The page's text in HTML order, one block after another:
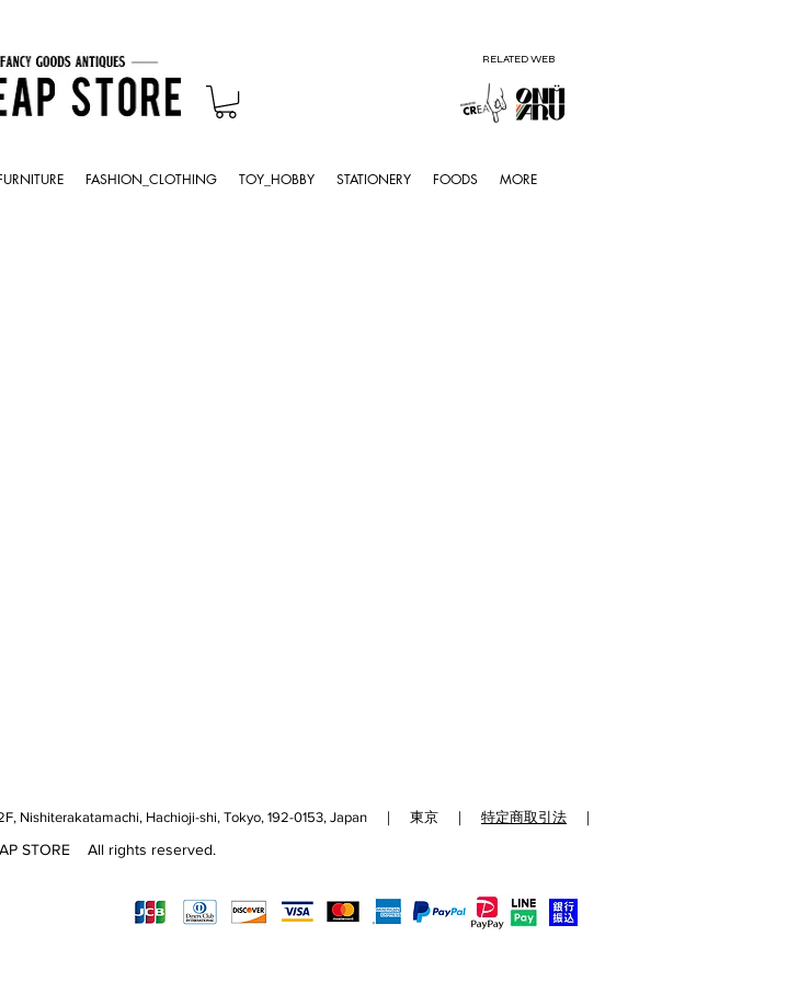
RELATED WEB
FASHION_CLOTHING TOY_HOBBY STATIONERY FOODS MORE
Nishiterakatamachi, Hachioji-shi, Tokyo, 192-0153, Japan ｜ 東京 ｜ 特定商取引法 ｜
STORE All rights reserved.